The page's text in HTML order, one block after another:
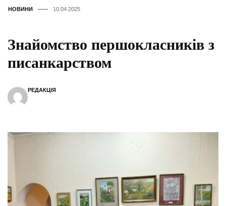
НОВИНИ 10.04.2025
Знайомство першокласників з
писанкарством
РЕДАКЦІЯ